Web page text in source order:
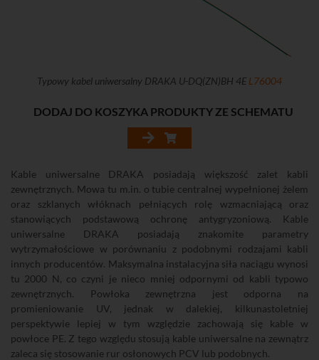
Typowy kabel uniwersalny DRAKA U-DQ(ZN)BH 4E L76004
DODAJ DO KOSZYKA PRODUKTY ZE SCHEMATU
Kable uniwersalne DRAKA posiadają większość zalet kabli
zewnętrznych. Mowa tu m.in. o tubie centralnej wypełnionej żelem
oraz szklanych włóknach pełniących rolę wzmacniającą oraz
stanowiących podstawową ochronę antygryzoniową. Kable
uniwersalne DRAKA posiadają znakomite parametry
wytrzymałościowe w porównaniu z podobnymi rodzajami kabli
innych producentów. Maksymalna instalacyjna siła naciągu wynosi
tu 2000 N, co czyni je nieco mniej odpornymi od kabli typowo
zewnętrznych. Powłoka zewnętrzna jest odporna na
promieniowanie UV, jednak w dalekiej, kilkunastoletniej
perspektywie lepiej w tym względzie zachowają się kable w
powłoce PE. Z tego względu stosują kable uniwersalne na zewnątrz
zaleca się stosowanie rur osłonowych PCV lub podobnych.